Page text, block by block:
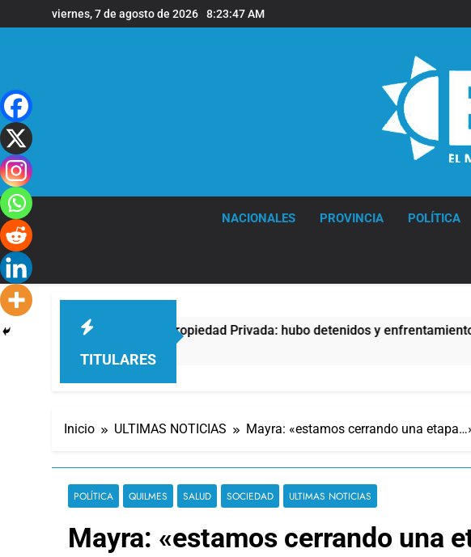
al
viernes, 7 de agosto de 2026 8:23:48 AM
NACIONALES PROVINCIA POLÍTICA
TITULARES
contra la Ley de Propiedad Privada: hubo detenidos y enfrentamientos
Inicio ULTIMAS NOTICIAS Mayra: «estamos cerrando una
POLÍTICA QUILMES SALUD SOCIEDAD ULTIMAS NOTICIAS
Mayra: «estamos cerrando una